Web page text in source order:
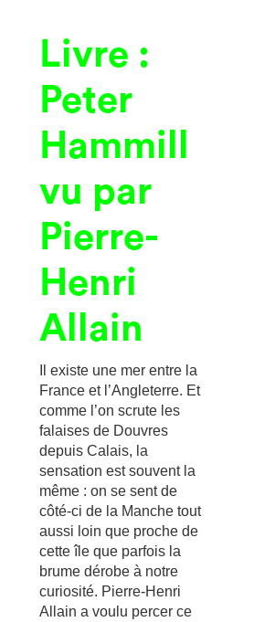
Livre :
Peter
Hammill
vu par
Pierre-
Henri
Allain
Il existe une mer entre la
France et l’Angleterre. Et
comme l’on scrute les
falaises de Douvres
depuis Calais, la
sensation est souvent la
même : on se sent de
côté-ci de la Manche tout
aussi loin que proche de
cette île que parfois la
brume dérobe à notre
curiosité. Pierre-Henri
Allain a voulu percer ce